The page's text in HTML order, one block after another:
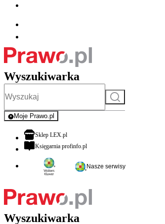
Wyszukiwarka
Szukaj
Moje Prawo.pl
- rejestracja i logowanie do serwisu
Sklep LEX.plotwiera się w nowej karcie
Księgarnia profinfo.plotwiera się w nowej karcie
Nasze serwisy
Wyszukiwarka